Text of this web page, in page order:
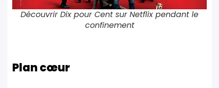
Découvrir Dix pour Cent sur Netflix pendant le
confinement
Plan cœur